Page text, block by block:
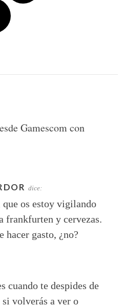
Gamescom con
dice:
os estoy vigilando
frankfurten y cervezas.
hacer gasto, ¿no?
cuando te despides de
si volverás a ver o